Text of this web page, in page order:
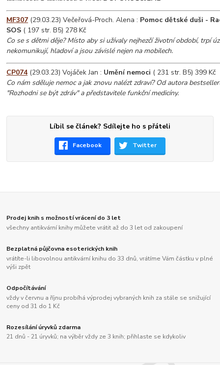
MF307 (29.03.23) Večeřová-Proch. Alena : Pomoc dětské duši -
SOS ( 197 str. B5) 278 Kč
Co se s dětmi děje? Místo aby si užívaly nejhezčí životní období, trpí
nekomunikují, hladoví a jsou závislé nejen na mobilech.
CP074 (29.03.23) Vojáček Jan : Umění nemoci ( 231 str. B5) 399 Kč
Co nám sděluje nemoc a jak znovu nalézt zdraví? Od autora
"Rozhodni se být zdráv" a představitele funkční medicíny.
Líbil se článek? Sdílejte ho s přáteli
Facebook Twitter
Prodej knih s možností vrácení do 3 let
všechny antikvární knihy můžete vrátit až do 3 let od zakoupení
Bezplatná půjčovna esoterických knih
vrátíte-li libovolnou antikvární knihu do 33 dnů, vrátíme Vám částku v plné
výši zpět
Odpočítávání
vždy v červnu a říjnu probíhá výprodej vybraných knih za stále se snižující
ceny od 31 do 1 Kč
Rozesílání úryvků zdarma
21 dnů - 21 úryvků; na výběr vždy ze 3 knih; přihlaste se kdykoliv